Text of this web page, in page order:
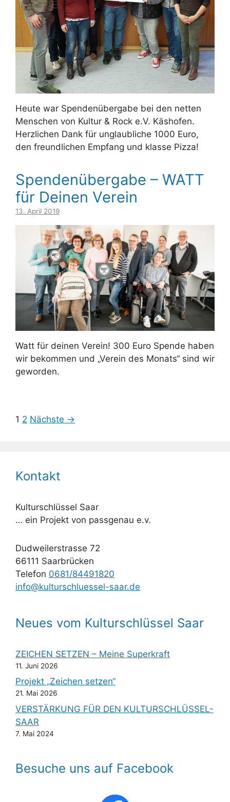
Heute war Spendenübergabe bei den netten
Menschen von Kultur & Rock e.V. Käshofen.
Herzlichen Dank für unglaubliche 1000 Euro,
den freundlichen Empfang und klasse Pizza!
Spendenübergabe – WATT
für Deinen Verein
13. April 2019
Watt für deinen Verein! 300 Euro Spende haben
wir bekommen und „Verein des Monats“ sind wir
geworden.
1 2 Nächste →
Kontakt
Kulturschlüssel Saar
… ein Projekt von passgenau e.v.
Dudweilerstrasse 72
66111 Saarbrücken
Telefon 0681/84491820
info@kulturschluessel-saar.de
Neues vom Kulturschlüssel Saar
ZEICHEN SETZEN – Meine Superkraft
11. Juni 2026
Projekt „Zeichen setzen“
21. Mai 2026
VERSTÄRKUNG FÜR DEN KULTURSCHLÜSSEL-
SAAR
7. Mai 2024
Besuche uns auf Facebook